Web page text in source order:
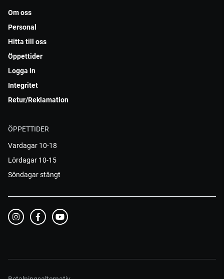
Om oss
Personal
Hitta till oss
Öppettider
Logga in
Integritet
Retur/Reklamation
ÖPPETTIDER
Vardagar 10-18
Lördagar 10-15
Söndagar stängt